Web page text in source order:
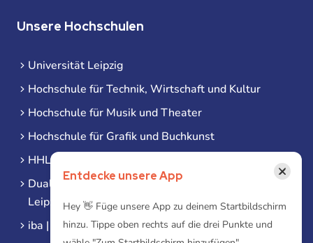
Unsere Hochschulen
Universität Leipzig
Hochschule für Technik, Wirtschaft und Kultur
Hochschule für Musik und Theater
Hochschule für Grafik und Buchkunst
HHL Leipzig
Duale Hochschule Sachsen (DHSN) am Standort
Leipzig
iba | Campus Leipzig
Entdecke unsere App ×
Hey 👋 Füge unsere App zu deinem Startbildschirm
hinzu. Tippe oben rechts auf die drei Punkte und